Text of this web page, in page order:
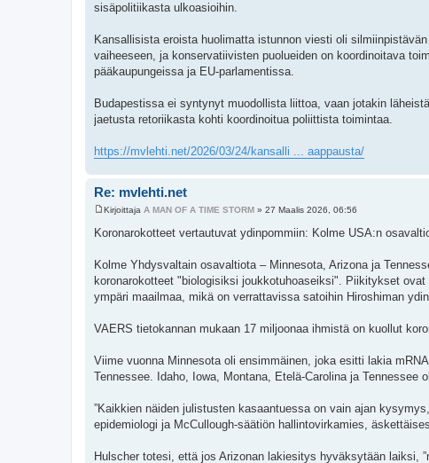
sisäpolitiikasta ulkoasioihin.
Kansallisista eroista huolimatta istunnon viesti oli
vaiheeseen, ja konservatiivisten puolueiden on koordinoitava
pääkaupungeissa ja EU-parlamentissa.
Budapestissa ei syntynyt muodollista liittoa, vaan jotakin
jaetusta retoriikasta kohti koordinoitua poliittista toimintaa.
https://mvlehti.net/2026/03/24/kansalli ... aappausta/
Re: mvlehti.net
e
i
Kirjoittaja A MAN OF A TIME STORM » 27 Maalis 2026, 06:56
Koronarokotteet vertautuvat ydinpommiin: Kolme USA:n
Kolme Yhdysvaltain osavaltiota – Minnesota, Arizona ja
koronarokotteet "biologisiksi joukkotuhoaseiksi". Piikitykset
ympäri maailmaa, mikä on verrattavissa satoihin Hiroshiman
VAERS tietokannan mukaan 17 miljoonaa ihmistä on kuollut
Viime vuonna Minnesota oli ensimmäinen, joka esitti lakia
Tennessee. Idaho, Iowa, Montana, Etelä-Carolina ja Tennessee
”Kaikkien näiden julistusten kasaantuessa on vain ajan
epidemiologi ja McCullough-säätiön hallintovirkamies,
Hulscher totesi, että jos Arizonan lakiesitys hyväksytään laiksi,